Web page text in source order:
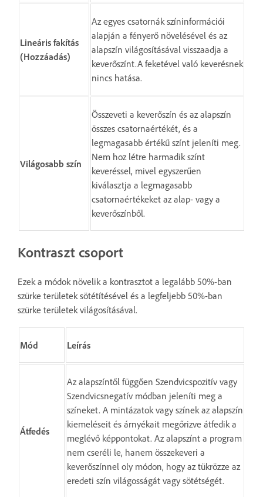
Lineáris fakítás
(Hozzáadás)
Az egyes csatornák színinformációi
alapján a fényerő növelésével és az
alapszín világosításával visszaadja a
keverőszínt.A feketével való keverésnek
nincs hatása.
Világosabb szín
Összeveti a keverőszín és az alapszín
összes csatornaértékét, és a
legmagasabb értékű színt jeleníti meg.
Nem hoz létre harmadik színt
keveréssel, mivel egyszerűen
kiválasztja a legmagasabb
csatornaértékeket az alap- vagy a
keverőszínből.
Kontraszt csoport
Ezek a módok növelik a kontrasztot a legalább 50%-ban
szürke területek sötétítésével és a legfeljebb 50%-ban
szürke területek világosításával.
Mód Leírás
Átfedés
Az alapszíntől függően Szendvicspozitív vagy
Szendvicsnegatív módban jeleníti meg a
színeket. A mintázatok vagy színek az alapszín
kiemeléseit és árnyékait megőrizve átfedik a
meglévő képpontokat. Az alapszínt a program
nem cseréli le, hanem összekeveri a
keverőszínnel oly módon, hogy az tükrözze az
eredeti szín világosságát vagy sötétségét.